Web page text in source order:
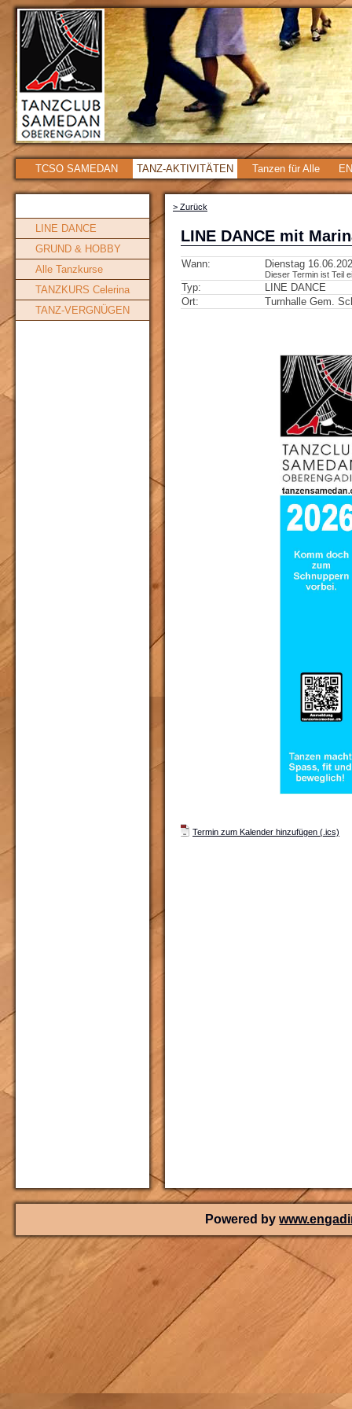
TCSO SAMEDAN TANZ-AKTIVITÄTEN Tanzen für Alle
LINE DANCE
GRUND & HOBBY
Alle Tanzkurse
TANZKURS Celerina
TANZ-VERGNÜGEN
> Zurück
LINE DANCE mit
Wann: Dienstag
Dieser Termin ist Teil
Typ:
LINE DANCE
Ort:
Turnhalle Gem.
Termin zum Kalender hinzufügen (.ics)
Powered by